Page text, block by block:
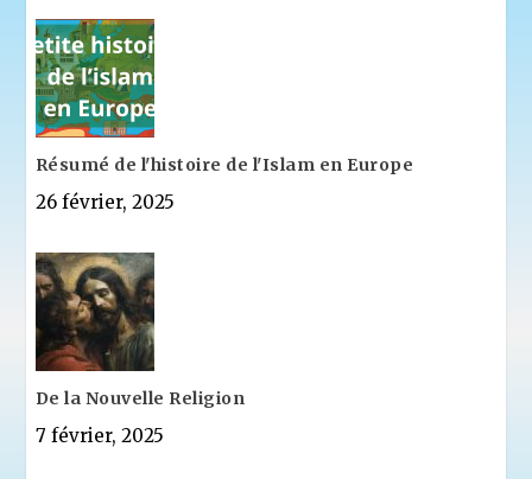
Résumé de l'histoire de l'Islam en Europe
26 février, 2025
De la Nouvelle Religion
7 février, 2025